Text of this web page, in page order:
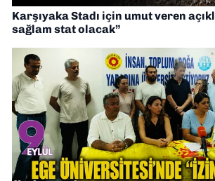
Karşıyaka Stadı için umut veren
sağlam stat olacak”